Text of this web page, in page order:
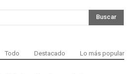
Buscar
Todo Destacado Lo más popular